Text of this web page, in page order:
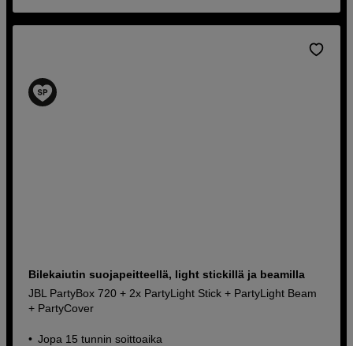
Bilekaiutin suojapeitteellä, light stickillä ja beamilla
JBL PartyBox 720 + 2x PartyLight Stick + PartyLight Beam
+ PartyCover
Jopa 15 tunnin soittoaika